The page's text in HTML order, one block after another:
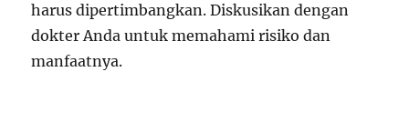
harus dipertimbangkan. Diskusikan dengan
dokter Anda untuk memahami risiko dan
manfaatnya.